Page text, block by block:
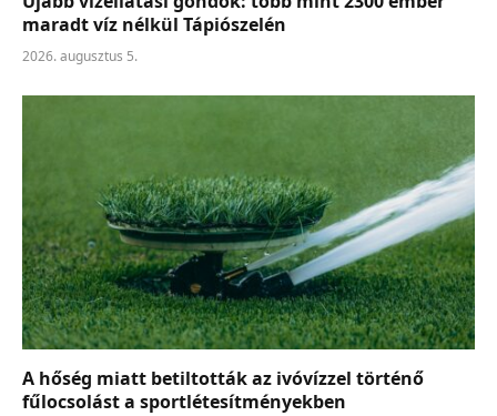
maradt víz nélkül Tápiószelén
2026. augusztus 5.
A hőség miatt betiltották az ivóvízzel történő
fűlocsolást a sportlétesítményekben